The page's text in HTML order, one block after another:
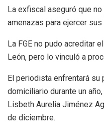
La exfiscal aseguró que
amenazas para ejercer
La FGE no pudo acreditar
León, pero lo vinculó a
El periodista enfrentará su
domiciliario durante un
Lisbeth Aurelia Jiménez
de diciembre.